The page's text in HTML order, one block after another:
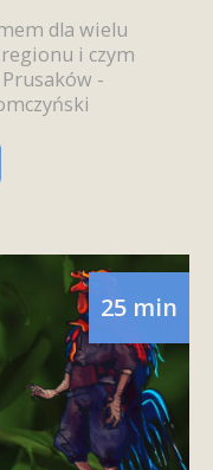
dla wielu
i czym
-
25 min